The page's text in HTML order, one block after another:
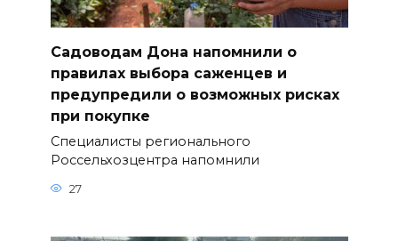
Садоводам Дона напомнили о
правилах выбора саженцев и
предупредили о возможных рисках
при покупке
Специалисты регионального
Россельхозцентра напомнили
27